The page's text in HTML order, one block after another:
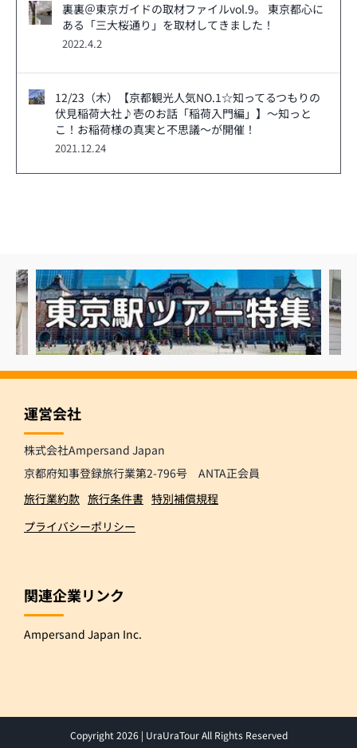
裏裏＠東京ガイドの取材ファイルvol.9。 東京都心に
ある「三大桜通り」を取材してきました！
2022.4.2
12/23（木）【京都観光人気NO.1☆知ってるつもりの
伏見稲荷大社♪壱のお話「稲荷入門編」】～知っと
こ！お稲荷様の真実と不思議～が開催！
2021.12.24
運営会社
株式会社Ampersand Japan
京都府知事登録旅行業第2-796号 ANTA正会員
旅行業約款 旅行条件書 特別補償規程
プライバシーポリシー
関連企業リンク
Ampersand Japan Inc.
Copyright 2026 | UraUraTour All Rights Reserved